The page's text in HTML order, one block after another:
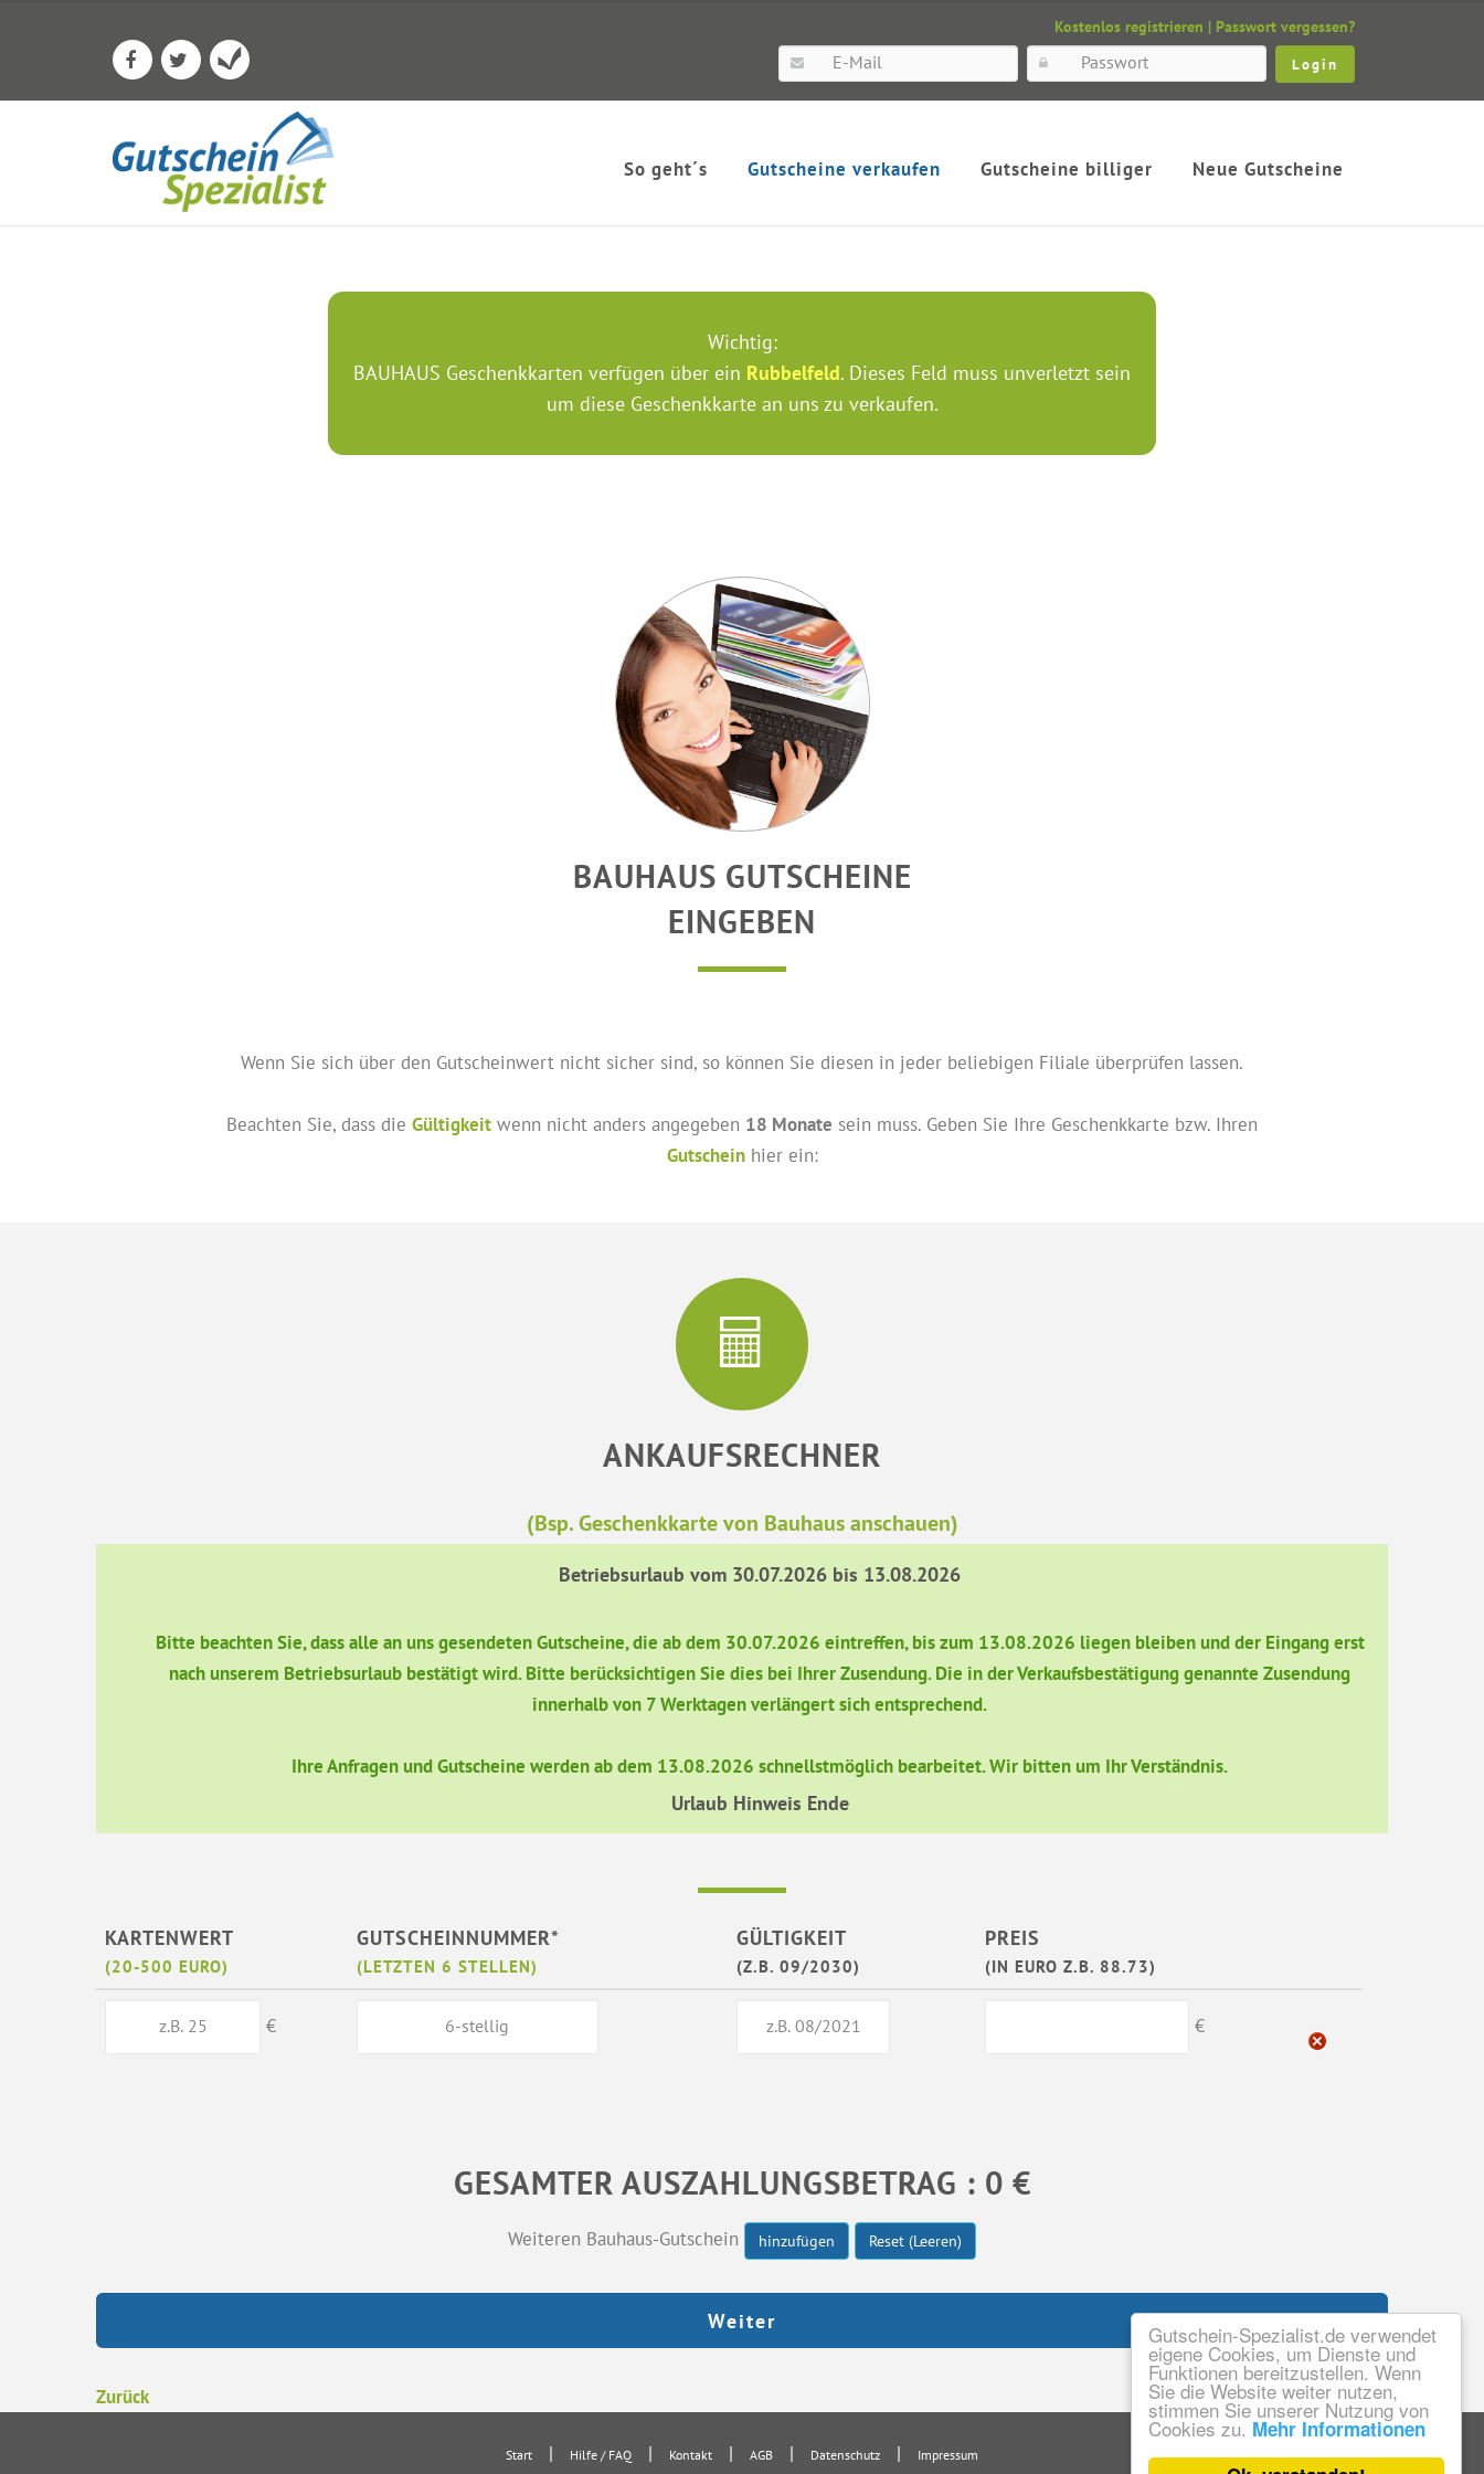
Gutschein-Spezialist.de verwendet
eigene Cookies, um Dienste und
Funktionen bereitzustellen. Wenn
Sie die Website weiter nutzen,
stimmen Sie unserer Nutzung von
Cookies zu. Mehr Informationen
Kostenlos registrieren | Passwort vergessen?
So geht´s Gutscheine verkaufen Gutscheine billiger Neue Gutscheine
Wichtig:
BAUHAUS Geschenkkarten verfügen über ein Rubbelfeld. Dieses Feld muss unverletzt sein
um diese Geschenkkarte an uns zu verkaufen.
BAUHAUS GUTSCHEINE
EINGEBEN
Wenn Sie sich über den Gutscheinwert nicht sicher sind, so können Sie diesen in jeder beliebigen Filiale überprüfen lassen.
Beachten Sie, dass die Gültigkeit wenn nicht anders angegeben 18 Monate sein muss. Geben Sie Ihre Geschenkkarte bzw. Ihren
Gutscheinhier ein:
ANKAUFSRECHNER
(Bsp. Geschenkkarte von Bauhaus anschauen)
Betriebsurlaub vom 30.07.2026 bis 13.08.2026
Bitte beachten Sie, dass alle an uns gesendeten Gutscheine, die ab dem 30.07.2026 eintreffen, bis zum 13.08.2026 liegen bleiben und der Eingang erst
nach unserem Betriebsurlaub bestätigt wird. Bitte berücksichtigen Sie dies bei Ihrer Zusendung. Die in der Verkaufsbestätigung genannte Zusendung
innerhalb von 7 Werktagen verlängert sich entsprechend.
Ihre Anfragen und Gutscheine werden ab dem 13.08.2026 schnellstmöglich bearbeitet. Wir bitten um Ihr Verständnis.
Urlaub Hinweis Ende
KARTENWERT
(20-500 EURO)
GUTSCHEINNUMMER*
(LETZTEN 6 STELLEN)
GÜLTIGKEIT
(Z.B. 09/2030)
PREIS
(IN EURO Z.B. 88.73)
€ €
GESAMTER AUSZAHLUNGSBETRAG : 0 €
Weiteren Bauhaus-Gutschein hinzufügen Reset (Leeren)
Zurück
Start | Hilfe / FAQ | Kontakt | AGB | Datenschutz | Impressum